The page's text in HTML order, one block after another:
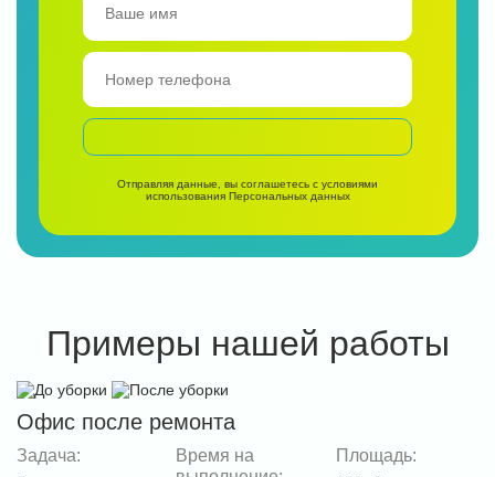
Отправляя данные, вы соглашетесь с условиями
использования Персональных данных
Примеры нашей работы
Офис после ремонта
Задача:
Время на
Площадь: